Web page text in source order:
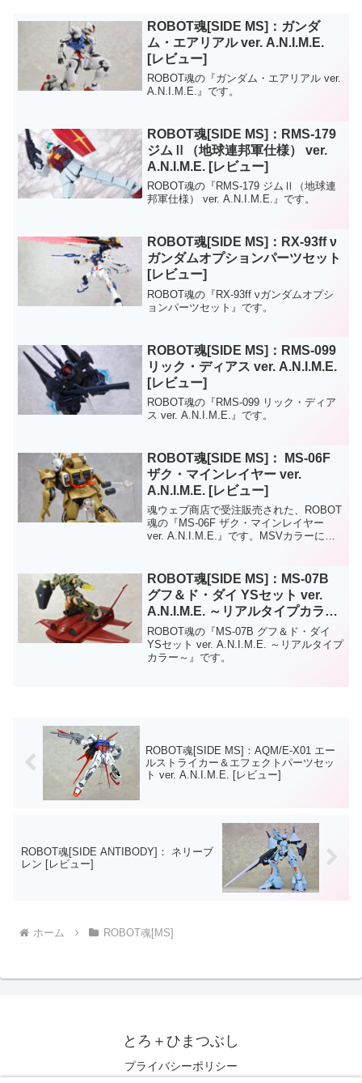
ROBOT魂[SIDE MS]：ガンダ
ム・エアリアル ver. A.N.I.M.E.
[レビュー]
ROBOT魂の『ガンダム・エアリアル ver.
A.N.I.M.E.』です。
ROBOT魂[SIDE MS]：RMS-179
ジムⅡ（地球連邦軍仕様） ver.
A.N.I.M.E. [レビュー]
ROBOT魂の『RMS-179 ジムⅡ（地球連
邦軍仕様） ver. A.N.I.M.E.』です。
ROBOT魂[SIDE MS]：RX-93ff ν
ガンダムオプションパーツセット
[レビュー]
ROBOT魂の『RX-93ff νガンダムオプシ
ョンパーツセット』です。
ROBOT魂[SIDE MS]：RMS-099
リック・ディアス ver. A.N.I.M.E.
[レビュー]
ROBOT魂の『RMS-099 リック・ディア
ス ver. A.N.I.M.E.』です。
ROBOT魂[SIDE MS]： MS-06F
ザク・マインレイヤー ver.
A.N.I.M.E. [レビュー]
魂ウェブ商店で受注販売された、ROBOT
魂の『MS-06F ザク・マインレイヤー
ver. A.N.I.M.E.』です。MSVカラーにリ
ROBOT魂[SIDE MS]：MS-07B
グフ＆ド・ダイ YSセット ver.
A.N.I.M.E. ～リアルタイプカラー
～[レビュー]
ROBOT魂の『MS-07B グフ＆ド・ダイ
YSセット ver. A.N.I.M.E. ～リアルタイプ
カラー～』です。
ROBOT魂[SIDE MS]：AQM/E-X01 エー
ルストライカー＆エフェクトパーツセッ
ト ver. A.N.I.M.E. [レビュー]
ROBOT魂[SIDE ANTIBODY]： ネリーブ
レン [レビュー]
ホーム ROBOT魂[MS]
とろ＋ひまつぶし
プライバシーポリシー